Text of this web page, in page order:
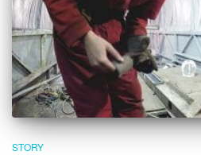
STORY